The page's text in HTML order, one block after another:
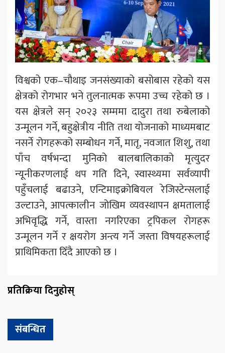
विश्वको एक–चौथाइ जनसंख्याको बसोबास रहेको यस
क्षेत्रको रोगभार भने तुलनात्मक रूपमा उच्च रहेको छ ।
यस क्षेत्रले सन् २०२३ सम्ममा दादुरा तथा रुबेलाको
उन्मूलन गर्ने, बहुक्षेत्रीय नीति तथा योजनाको माध्यमबाट
नसर्ने रोगहरूको सम्बोधन गर्ने, मातृ, नवजात शिशु, तथा
पाँच वर्षभन्दा मुनिको बालबालिकाको मृत्युदर
न्यूनीकरणलाई थप गति दिने, स्वास्थ्यमा सर्वव्यापी
पहुँचलाई बढाउने, एन्टिमाइक्रोबियल रेजिस्टेन्सलाई
उल्टाउने, आपत्कालीन जोखिम व्यवस्थापन क्षमतालाई
अभिवृद्धि गर्ने, वास्ता नगरिएका ट्रपिकल रोगहरू
उन्मूलन गर्ने र क्षयरोग अन्त्य गर्ने जस्ता विषयहरूलाई
प्राथिमिकता दिँदै आएको छ ।
प्रतिक्रिया दिनुहोस्
संबन्धित